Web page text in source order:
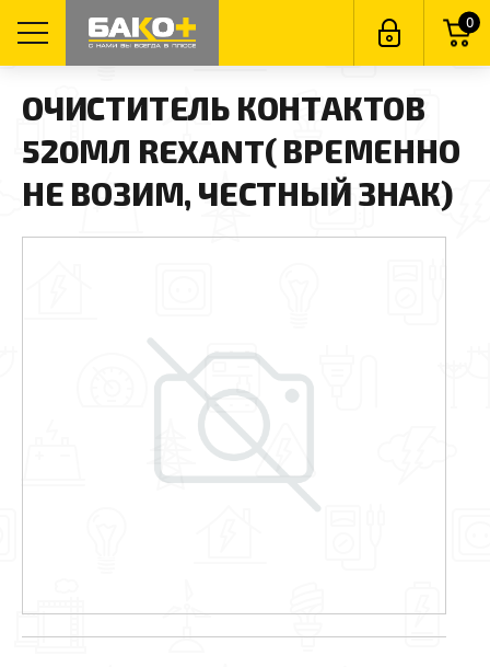
0
ОЧИСТИТЕЛЬ КОНТАКТОВ
520МЛ REXANT( ВРЕМЕННО
НЕ ВОЗИМ, ЧЕСТНЫЙ ЗНАК)